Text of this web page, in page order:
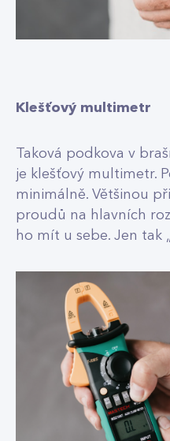
Klešťový multimetr
Taková podkova v
je klešťový multimetr.
minimálně. Většinou
proudů na hlavních
ho mít u sebe. Jen tak